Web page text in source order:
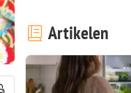
Artikelen